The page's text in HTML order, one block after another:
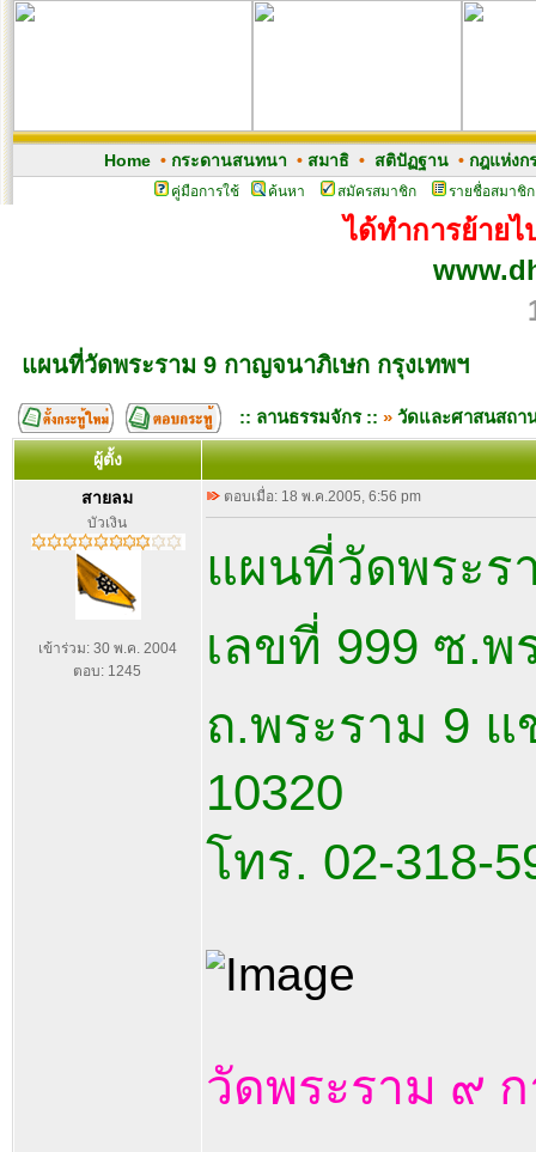
Home •กระดานสนทนา • สมาธิ • สติปัฏฐาน •กฎแห่งก
คู่มือการใช้ ค้นหา สมัครสมาชิก รายชื่อสมาชิก
ได้ทำการย้าย
แผนที่วัดพระราม 9 กาญจนาภิเษก กรุงเทพฯ
:: ลานธรรมจักร :: » วัดและศาสนสถา
ผู้ตั้ง
สายลม
บัวเงิน
เข้าร่วม: 30 พ.ค. 2004
ตอบ: 1245
ตอบเมื่อ: 18 พ.ค.2005, 6:56 pm
แผนที่วัดพระร
เลขที่ 999 ซ.
ถ.พระราม 9
10320
โทร. 02-318-
วัดพระราม ๙